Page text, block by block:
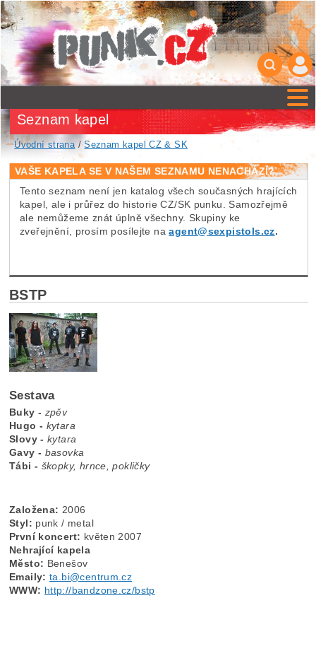
Seznam kapel
Úvodní strana/Seznam kapel CZ & SK
VAŠE KAPELA SE V NAŠEM SEZNAMU NENACHÁZÍ?
Tento seznam není jen katalog všech současných hrajících
kapel, ale i průřez do historie CZ/SK punku. Samozřejmě
ale nemůžeme znát úplně všechny. Skupiny ke
zveřejnění, prosím posílejte na agent@sexpistols.cz.
BSTP
Sestava
Buky - zpěv
Hugo - kytara
Slovy -kytara
Gavy - basovka
Tábi - škopky, hrnce, pokličky
Založena: 2006
Styl: punk / metal
První koncert: květen 2007
Nehrající kapela
Město: Benešov
Emaily: ta.bi@centrum.cz
WWW: http://bandzone.cz/bstp